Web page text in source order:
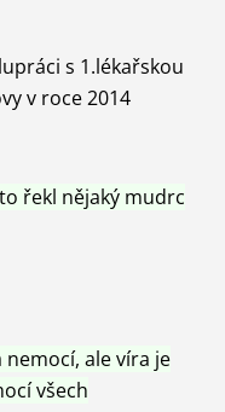
s 1.lékařskou
v roce 2014
řekl nějaký mudrc
ale víra je
všech